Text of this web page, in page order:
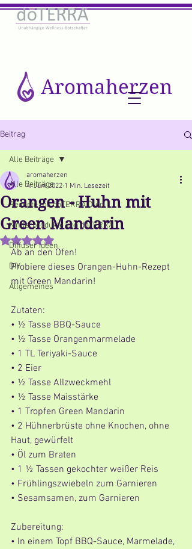
Aromaherzen
Beitrag
Alle Beiträge
Rezepte mit dōTERRA Ölen
Kinderprodukte von dōTERRA
Diffuser Ideen
DIY
Allgemeines
Alle Beiträge
Orangen - Huhn mit
Green Mandarin
aromaherzen
4. Juni 2022 1 Min. Lesezeit
Mit NaN von 5 Sternen bewertet.
Ab an den Ofen!
Probiere dieses Orangen-Huhn-Rezept
mit Green Mandarin!
Zutaten:
• ½ Tasse BBQ-Sauce
• ½ Tasse Orangenmarmelade
• 1 TL Teriyaki-Sauce
• 2 Eier
• ½ Tasse Allzweckmehl
• ½ Tasse Maisstärke
• 1 Tropfen Green Mandarin
• 2 Hühnerbrüste ohne Knochen, ohne
Haut, gewürfelt
• Öl zum Braten
• 1 ½ Tassen gekochter weißer Reis
• Frühlingszwiebeln zum Garnieren
• Sesamsamen, zum Garnieren
Zubereitung:
• In einem Topf BBQ-Sauce, Marmelade,